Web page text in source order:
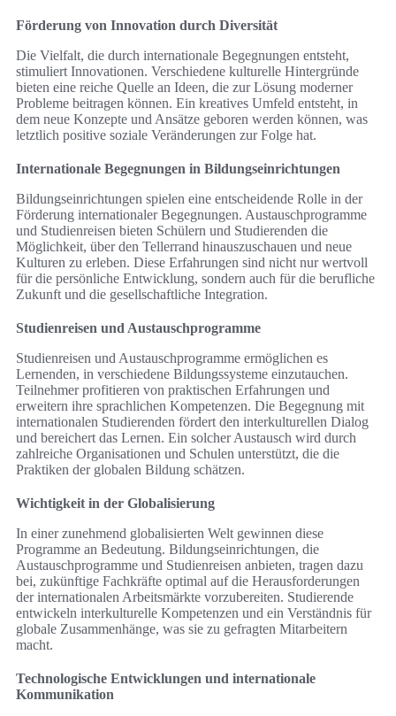
Förderung von Innovation durch Diversität
Die Vielfalt, die durch internationale Begegnungen entsteht,
stimuliert Innovationen. Verschiedene kulturelle Hintergründe
bieten eine reiche Quelle an Ideen, die zur Lösung moderner
Probleme beitragen können. Ein kreatives Umfeld entsteht, in
dem neue Konzepte und Ansätze geboren werden können, was
letztlich positive soziale Veränderungen zur Folge hat.
Internationale Begegnungen in Bildungseinrichtungen
Bildungseinrichtungen spielen eine entscheidende Rolle in der
Förderung internationaler Begegnungen. Austauschprogramme
und Studienreisen bieten Schülern und Studierenden die
Möglichkeit, über den Tellerrand hinauszuschauen und neue
Kulturen zu erleben. Diese Erfahrungen sind nicht nur wertvoll
für die persönliche Entwicklung, sondern auch für die berufliche
Zukunft und die gesellschaftliche Integration.
Studienreisen und Austauschprogramme
Studienreisen und Austauschprogramme ermöglichen es
Lernenden, in verschiedene Bildungssysteme einzutauchen.
Teilnehmer profitieren von praktischen Erfahrungen und
erweitern ihre sprachlichen Kompetenzen. Die Begegnung mit
internationalen Studierenden fördert den interkulturellen Dialog
und bereichert das Lernen. Ein solcher Austausch wird durch
zahlreiche Organisationen und Schulen unterstützt, die die
Praktiken der globalen Bildung schätzen.
Wichtigkeit in der Globalisierung
In einer zunehmend globalisierten Welt gewinnen diese
Programme an Bedeutung. Bildungseinrichtungen, die
Austauschprogramme und Studienreisen anbieten, tragen dazu
bei, zukünftige Fachkräfte optimal auf die Herausforderungen
der internationalen Arbeitsmärkte vorzubereiten. Studierende
entwickeln interkulturelle Kompetenzen und ein Verständnis für
globale Zusammenhänge, was sie zu gefragten Mitarbeitern
macht.
Technologische Entwicklungen und internationale
Kommunikation